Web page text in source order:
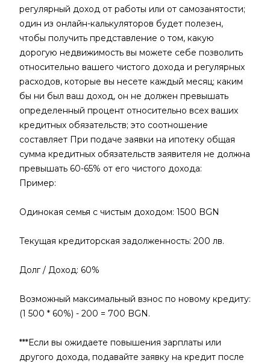
регулярный доход от работы или от самозанятости;
один из онлайн-калькуляторов будет полезен,
чтобы получить представление о том, какую
дорогую недвижимость вы можете себе позволить
относительно вашего чистого дохода и регулярных
расходов, которые вы несете каждый месяц; каким
бы ни был ваш доход, он не должен превышать
определенный процент относительно всех ваших
кредитных обязательств; это соотношение
составляет При подаче заявки на ипотеку общая
сумма кредитных обязательств заявителя не должна
превышать 60-65% от его чистого дохода:
Пример:
Одинокая семья с чистым доходом: 1500 BGN
Текущая кредиторская задолженность: 200 лв.
Долг / Доход: 60%
Возможный максимальный взнос по новому кредиту:
(1 500 * 60%) - 200 = 700 BGN.
***Если вы ожидаете повышения зарплаты или
другого дохода, подавайте заявку на кредит после